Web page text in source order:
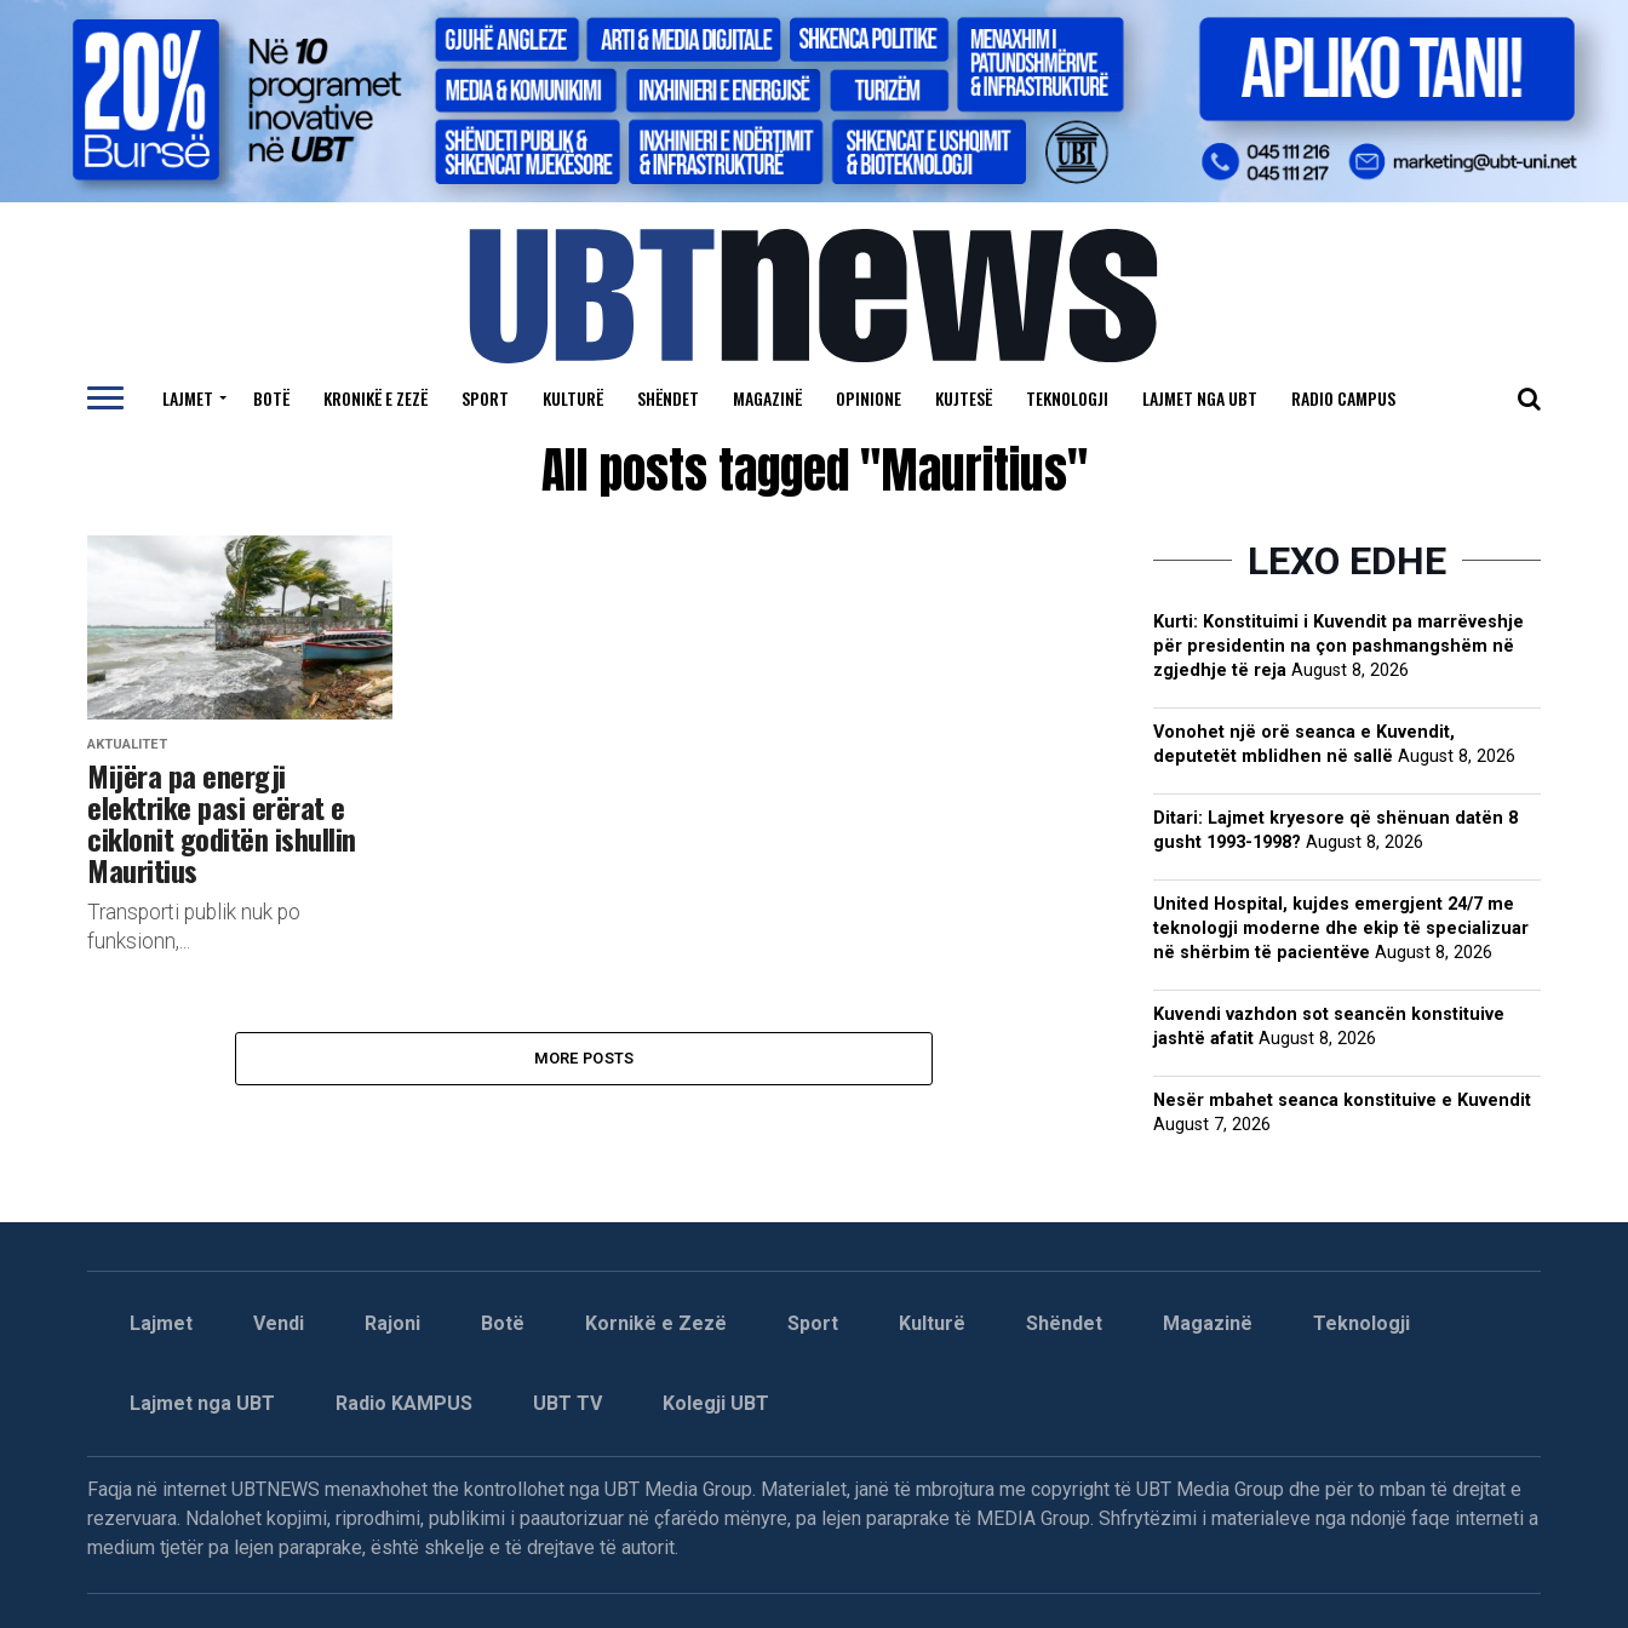
LAJMET BOTË KRONIKË E ZEZË SPORT KULTURË SHËNDET MAGAZINË OPINIONE KUJTESË TEKNOLOGJI LAJMET NGA UBT RADIO CAMPUS
All posts tagged "Mauritius"
AKTUALITET
Mijëra pa energji
elektrike pasi erërat e
ciklonit goditën ishullin
Mauritius
Transporti publik nuk po
funksionn,...
MORE POSTS
LEXO EDHE
Kurti: Konstituimi i Kuvendit pa marrëveshje
për presidentin na çon pashmangshëm në
zgjedhje të reja August 8, 2026
Vonohet një orë seanca e Kuvendit,
deputetët mblidhen në sallë August 8, 2026
Ditari: Lajmet kryesore që shënuan datën 8
gusht 1993-1998? August 8, 2026
United Hospital, kujdes emergjent 24/7 me
teknologji moderne dhe ekip të specializuar
në shërbim të pacientëve August 8, 2026
Kuvendi vazhdon sot seancën konstituive
jashtë afatit August 8, 2026
Nesër mbahet seanca konstituive e Kuvendit
August 7, 2026
Lajmet Vendi Rajoni Botë Kornikë e Zezë Sport Kulturë Shëndet Magazinë Teknologji
Lajmet nga UBT Radio KAMPUS UBT TV Kolegji UBT
Faqja në internet UBTNEWS menaxhohet the kontrollohet nga UBT Media Group. Materialet, janë të mbrojtura me copyright të UBT Media Group dhe për to mban të drejtat e
rezervuara. Ndalohet kopjimi, riprodhimi, publikimi i paautorizuar në çfarëdo mënyre, pa lejen paraprake të MEDIA Group. Shfrytëzimi i materialeve nga ndonjë faqe interneti a
medium tjetër pa lejen paraprake, është shkelje e të drejtave të autorit.